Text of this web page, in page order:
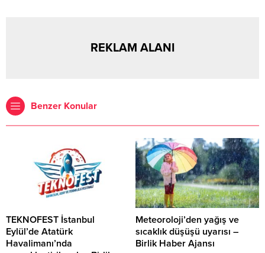
REKLAM ALANI
Benzer Konular
TEKNOFEST İstanbul
Eylül’de Atatürk
Havalimanı’nda
Meteoroloji’den yağış ve
sıcaklık düşüşü uyarısı –
Birlik Haber Ajansı